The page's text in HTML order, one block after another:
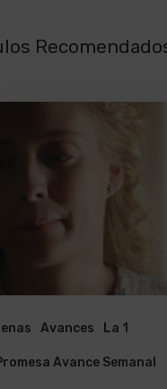
Avances La 1
Avance Semanal